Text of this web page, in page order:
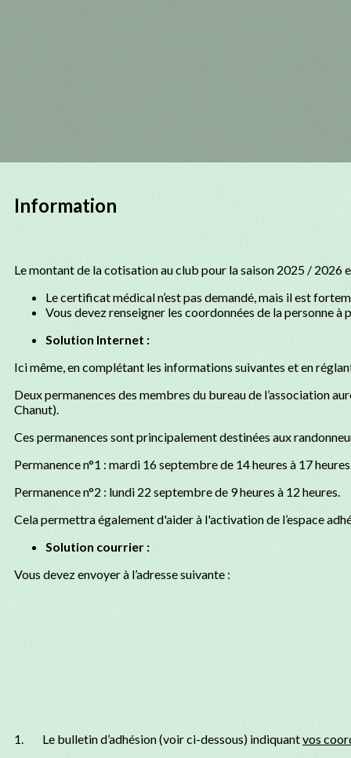
Information
Le montant de la cotisation au club pour la saison 2025 / 2026
Le certificat médical n’est pas demandé, mais il est
Vous devez renseigner les coordonnées de la personne à
Solution Internet :
Ici même, en complétant les informations suivantes et en
Deux permanences des membres du bureau de l’association
Chanut).
Ces permanences sont principalement destinées aux
Permanence n°1 : mardi 16 septembre de 14 heures à 17
Permanence n°2 : lundi 22 septembre de 9 heures à 12 heures.
Cela permettra également d'aider à l'activation de l’espace
Solution courrier :
Vous devez envoyer à l’adresse suivante :
1. Le bulletin d’adhésion (voir ci-dessous) indiquantvos